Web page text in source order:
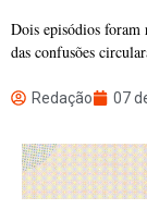
Dois episódios foram
das confusões
Redação 07